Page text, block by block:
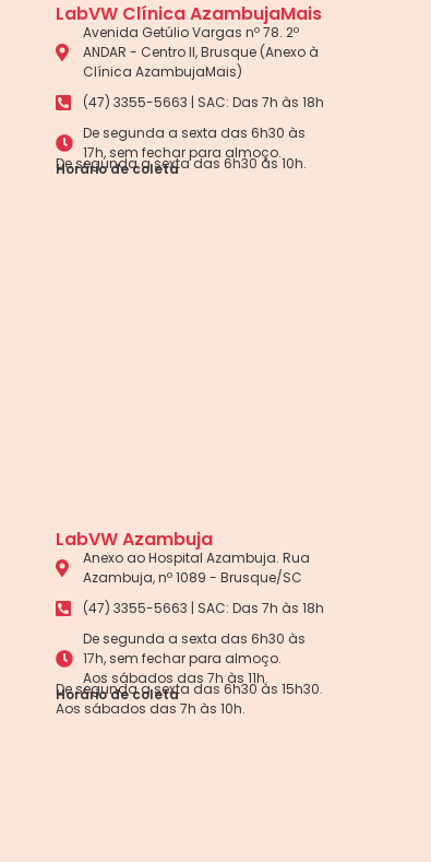
LabVW Clínica AzambujaMais
Avenida Getúlio Vargas nº 78. 2º
ANDAR - Centro II, Brusque (Anexo à
Clínica AzambujaMais)
(47) 3355-5663 | SAC: Das 7h às 18h
De segunda a sexta das 6h30 às
17h, sem fechar para almoço.
Horário de coleta
De segunda a sexta das 6h30 às 10h.
LabVW Azambuja
Anexo ao Hospital Azambuja. Rua
Azambuja, nº 1089 - Brusque/SC
(47) 3355-5663 | SAC: Das 7h às 18h
De segunda a sexta das 6h30 às
17h, sem fechar para almoço.
Aos sábados das 7h às 11h.
Horário de coleta
De segunda a sexta das 6h30 às 15h30.
Aos sábados das 7h às 10h.